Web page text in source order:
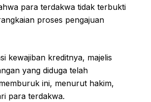
para terdakwa tidak terbukti
proses pengajuan
kewajiban kreditnya, majelis
yang diduga telah
ini, menurut hakim,
para terdakwa.